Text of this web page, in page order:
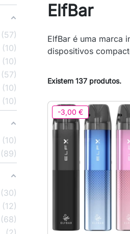
57
10
10
57
10
10
10
89
30
12
68
ElfBar
ElfBar é uma marca
dispositivos
Existem 137 produtos.
-3,00 €